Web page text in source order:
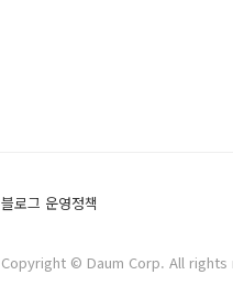
블로그 운영정책
Copyright © Daum Corp. All